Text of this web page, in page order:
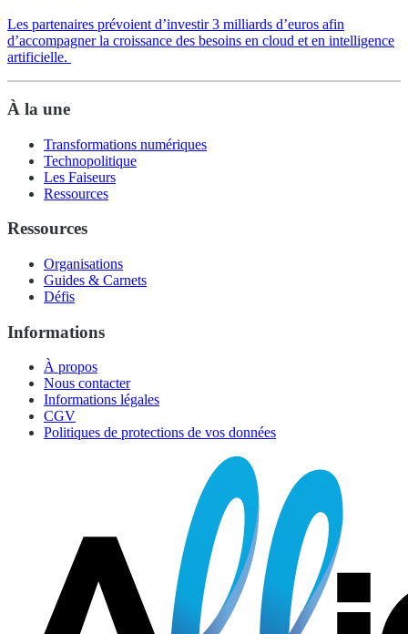
Les partenaires prévoient d’investir 3 milliards d’euros afin
d’accompagner la croissance des besoins en cloud et en intelligence
artificielle.
À la une
Transformations numériques
Technopolitique
Les Faiseurs
Ressources
Ressources
Organisations
Guides & Carnets
Défis
Informations
À propos
Nous contacter
Informations légales
CGV
Politiques de protections de vos données